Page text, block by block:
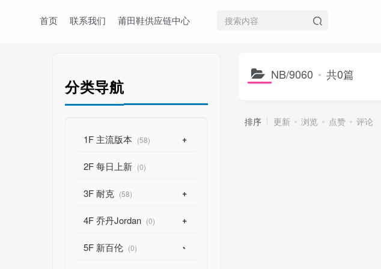
首页 联系我们 莆田鞋供应链中心
分类导航
1F 主流版本 (58) +
2F 每日上新 (0)
3F 耐克 (58) +
4F 乔丹Jordan (0) +
5F 新百伦 (0) -
NB/9060 共0篇
排序 更新 浏览 点赞 评论